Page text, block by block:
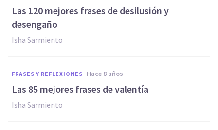
Las 120 mejores frases de desilusión y
desengaño
Isha Sarmiento
FRASES Y REFLEXIONES hace 8 años
Las 85 mejores frases de valentía
Isha Sarmiento